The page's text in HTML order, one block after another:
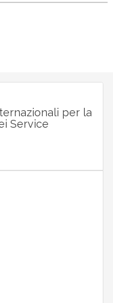
per la
Service